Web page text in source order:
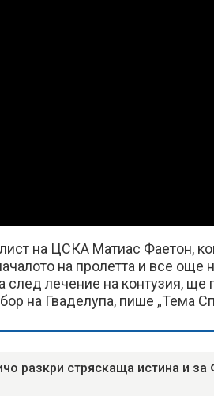
на ЦСКА Матиас Фаетон,
на пролетта и все още
лечение на контузия, ще
на Гваделупа, пише „Тема
разкри стряскаща истина и за